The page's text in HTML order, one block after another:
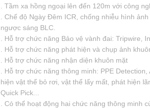
. Tầm xa hồng ngoại lên đến 120m với công
. Chế độ Ngày Đêm ICR, chống nhiễu hình
ngược sáng BLC.
. Hỗ trợ chức năng Bảo vệ vành đai: Tripwire,
. Hỗ trợ chức năng phát hiện và chụp ảnh
. Hỗ trợ chức năng nhận diện khuôn mặt
. Hỗ trợ chức năng thông minh: PPE
hiện vật thể bỏ rơi, vật thể lấy mất, phát hiện
Quick Pick...
. Có thể hoạt động hai chức năng thông minh